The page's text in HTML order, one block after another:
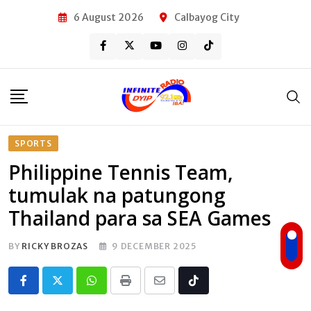
6 August 2026 Calbayog City
SPORTS
Philippine Tennis Team,
tumulak na patungong
Thailand para sa SEA Games
BY RICKY BROZAS 9 DECEMBER 2025
Whatsapp
Print
Share Tiktok